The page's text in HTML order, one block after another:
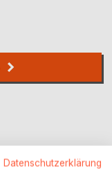
Datenschutzerklärung